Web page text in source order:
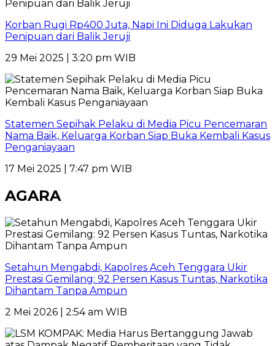
Korban Rugi Rp400 Juta, Napi Ini Diduga Lakukan
Penipuan dari Balik Jeruji
29 Mei 2025 | 3:20 pm WIB
Statemen Sepihak Pelaku di Media Picu Pencemaran
Nama Baik, Keluarga Korban Siap Buka Kembali Kasus
Penganiayaan
17 Mei 2025 | 7:47 pm WIB
AGARA
Setahun Mengabdi, Kapolres Aceh Tenggara Ukir
Prestasi Gemilang: 92 Persen Kasus Tuntas, Narkotika
Dihantam Tanpa Ampun
2 Mei 2026 | 2:54 am WIB